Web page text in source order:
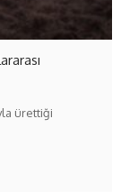
ürettiği